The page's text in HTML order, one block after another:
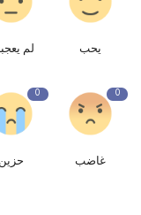
يحب لم
0
غاضب
0
حزين